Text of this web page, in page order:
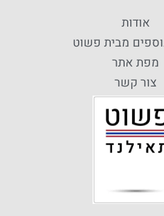
אודות
מבית פשוט
מפת אתר
צור קשר